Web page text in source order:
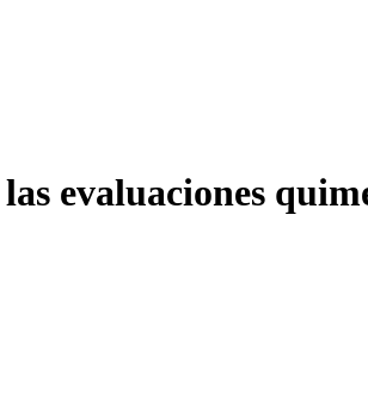
evaluaciones